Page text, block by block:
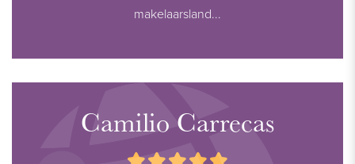
makelaarsland...
Camilio Carrecas